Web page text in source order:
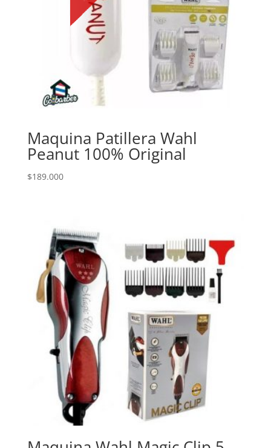
Maquina Patillera Wahl
Peanut 100% Original
$189.000